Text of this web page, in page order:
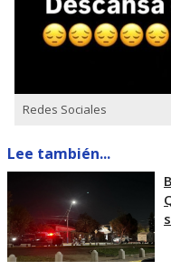
Redes Sociales
Lee también...